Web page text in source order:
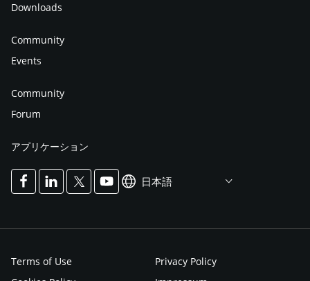
Downloads
Community
Events
Community
Forum
アプリケーション
日本語
Terms of Use
Privacy Policy